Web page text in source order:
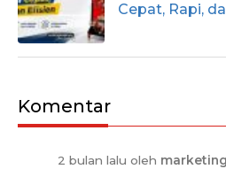
Cepat, Rapi,
Komentar
2 bulan lalu oleh marketing